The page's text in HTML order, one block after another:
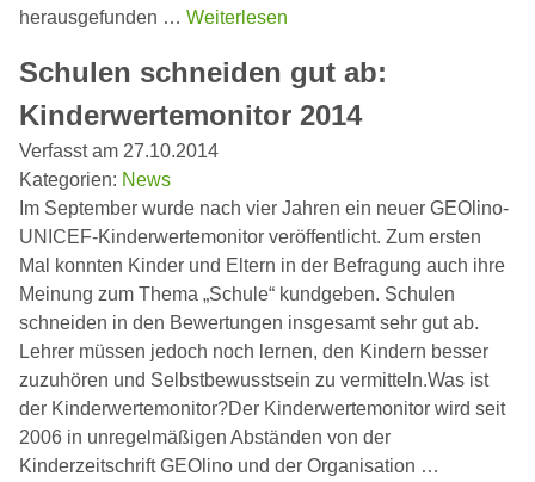
herausgefunden … Weiterlesen
Schulen schneiden gut ab:
Kinderwertemonitor 2014
Verfasst am 27.10.2014
Kategorien: News
Im September wurde nach vier Jahren ein neuer GEOlino-
UNICEF-Kinderwertemonitor veröffentlicht. Zum ersten
Mal konnten Kinder und Eltern in der Befragung auch ihre
Meinung zum Thema „Schule“ kundgeben. Schulen
schneiden in den Bewertungen insgesamt sehr gut ab.
Lehrer müssen jedoch noch lernen, den Kindern besser
zuzuhören und Selbstbewusstsein zu vermitteln.Was ist
der Kinderwertemonitor?Der Kinderwertemonitor wird seit
2006 in unregelmäßigen Abständen von der
Kinderzeitschrift GEOlino und der Organisation …